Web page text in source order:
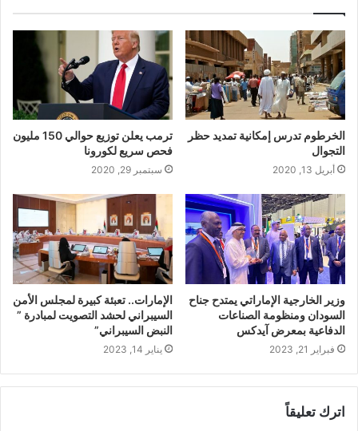
الخرطوم تدرس إمكانية تمديد حظر
التجوال
أبريل 13, 2020
ترمب يعلن توزيع حوالي 150 مليون
فحص سريع لكورونا
سبتمبر 29, 2020
وزير الخارجية الإماراتي يمتدح جناح
السودان ومنظومة الصناعات
الدفاعية بمعرض آيدكس
فبراير 21, 2023
الإمارات.. تعبئة كبيرة لمجلس الأمن
السيبراني لحشد التصويت لمبادرة ”
النبض السيبراني”
يناير 14, 2023
اترك تعليقاً